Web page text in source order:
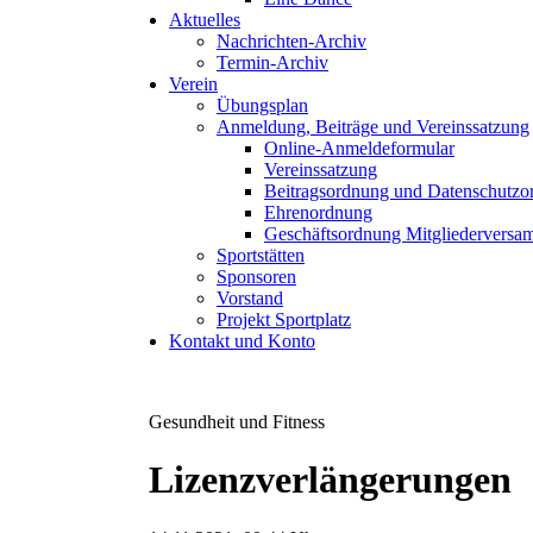
Aktuelles
Nachrichten-Archiv
Termin-Archiv
Verein
Übungsplan
Anmeldung, Beiträge und Vereinssatzung
Online-Anmeldeformular
Vereinssatzung
Beitragsordnung und
Ehrenordnung
Geschäftsordnung
Sportstätten
Sponsoren
Vorstand
Projekt Sportplatz
Kontakt und Konto
Gesundheit und Fitness
Lizenzverlängerungen